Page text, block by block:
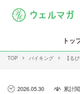
トッ
TOP バイキング 【る
2026.05.30 累計